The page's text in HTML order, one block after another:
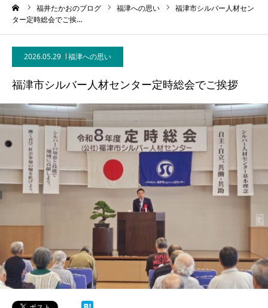
福井たかおのブログ 福津への思い
福津市シルバー人材セン
ター定時総会でご挨…
2026.05.29 福津への思い
福津市シルバー人材センター定時総会でご挨拶